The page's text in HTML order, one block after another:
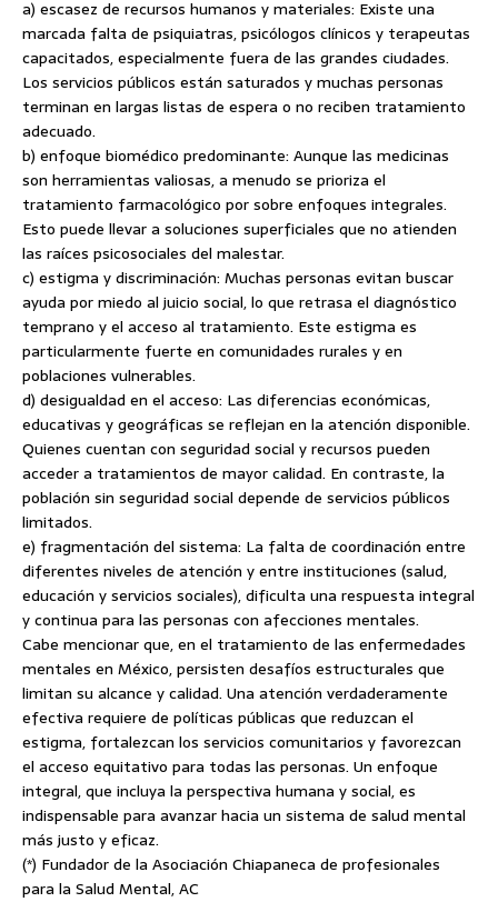
a) escasez de recursos humanos y materiales: Existe una
marcada falta de psiquiatras, psicólogos clínicos y terapeutas
capacitados, especialmente fuera de las grandes ciudades.
Los servicios públicos están saturados y muchas personas
terminan en largas listas de espera o no reciben tratamiento
adecuado.
b) enfoque biomédico predominante: Aunque las medicinas
son herramientas valiosas, a menudo se prioriza el
tratamiento farmacológico por sobre enfoques integrales.
Esto puede llevar a soluciones superficiales que no atienden
las raíces psicosociales del malestar.
c) estigma y discriminación: Muchas personas evitan buscar
ayuda por miedo al juicio social, lo que retrasa el diagnóstico
temprano y el acceso al tratamiento. Este estigma es
particularmente fuerte en comunidades rurales y en
poblaciones vulnerables.
d) desigualdad en el acceso: Las diferencias económicas,
educativas y geográficas se reflejan en la atención disponible.
Quienes cuentan con seguridad social y recursos pueden
acceder a tratamientos de mayor calidad. En contraste, la
población sin seguridad social depende de servicios públicos
limitados.
e) fragmentación del sistema: La falta de coordinación entre
diferentes niveles de atención y entre instituciones (salud,
educación y servicios sociales), dificulta una respuesta integral
y continua para las personas con afecciones mentales.
Cabe mencionar que, en el tratamiento de las enfermedades
mentales en México, persisten desafíos estructurales que
limitan su alcance y calidad. Una atención verdaderamente
efectiva requiere de políticas públicas que reduzcan el
estigma, fortalezcan los servicios comunitarios y favorezcan
el acceso equitativo para todas las personas. Un enfoque
integral, que incluya la perspectiva humana y social, es
indispensable para avanzar hacia un sistema de salud mental
más justo y eficaz.
(*) Fundador de la Asociación Chiapaneca de profesionales
para la Salud Mental, AC